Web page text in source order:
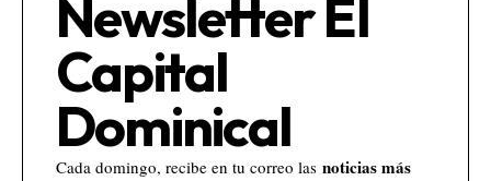
Newsletter El
Capital
Dominical
Cada domingo, recibe en tu correo las noticias más